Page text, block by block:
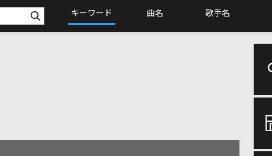
キーワード 曲名 歌手名